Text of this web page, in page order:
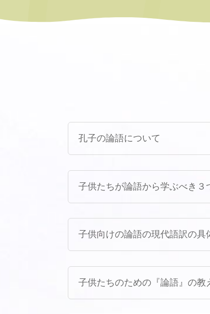
孔子の論語について
子供たちが論語から学ぶべき３
子供向けの論語の現代語訳の具
子供たちのための『論語』の教